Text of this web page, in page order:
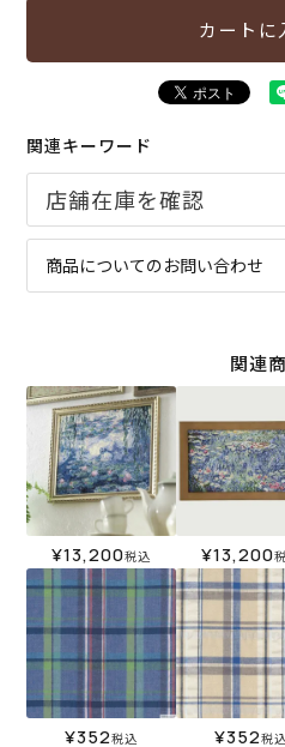
カートに
関連キーワード
商品についてのお問い合わせ
関連
¥13,200税込 ¥13,200
¥352税込 ¥352税込